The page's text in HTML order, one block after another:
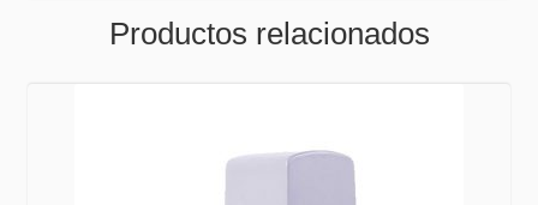
Productos relacionados